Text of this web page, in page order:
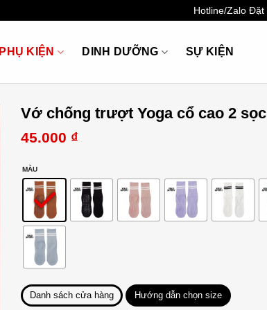
Hotline/Zalo Đặt
PHỤ KIỆN DINH DƯỠNG SỰ KIỆN
Vớ chống trượt Yoga cổ cao 2
45.000 ₫
MÀU
Danh sách cửa hàng Hướng dẫn chọn size